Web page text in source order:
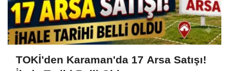
TOKİ'den Karaman'da 17 Arsa Satışı!